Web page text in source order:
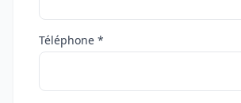
Téléphone *